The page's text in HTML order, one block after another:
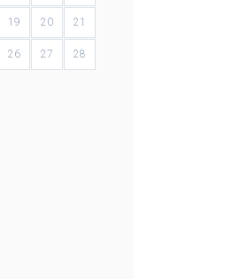
19 20 21
26 27 28